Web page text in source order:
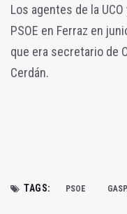
Los agentes de la
PSOE en Ferraz en
que era secretario de
Cerdán.
TAGS: PSOE